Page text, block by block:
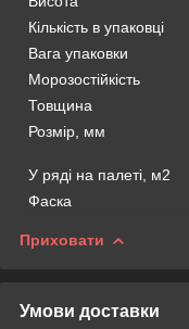
Кількість в упаковці
Вага упаковки
Морозостійкість
Товщина
Розмір, мм
У ряді на палеті, м2
Фаска
Приховати
Умови доставки